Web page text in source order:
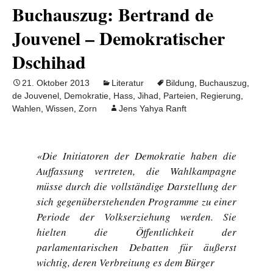
Buchauszug: Bertrand de
Jouvenel – Demokratischer
Dschihad
21. Oktober 2013 Literatur Bildung Buchauszug
de Jouvenel Demokratie Hass Jihad Parteien Regierung
Wahlen Wissen Zorn Jens Yahya Ranft
«Die Initiatoren der Demokratie haben die
Auffassung vertreten, die Wahlkampagne
müsse durch die vollständige Darstellung der
sich gegenüberstehenden Programme zu einer
Periode der Volkserziehung werden. Sie
hielten die Öffentlichkeit der
parlamentarischen Debatten für äußerst
wichtig, deren Verbreitung es dem Bürger